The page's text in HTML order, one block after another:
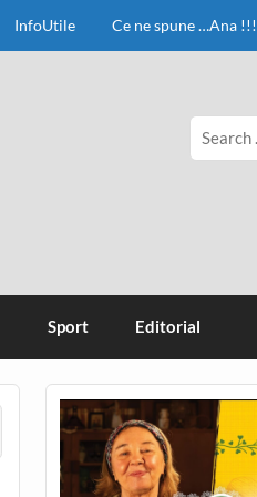
InfoUtile Ce ne spune …Ana !!!
Sport Editorial